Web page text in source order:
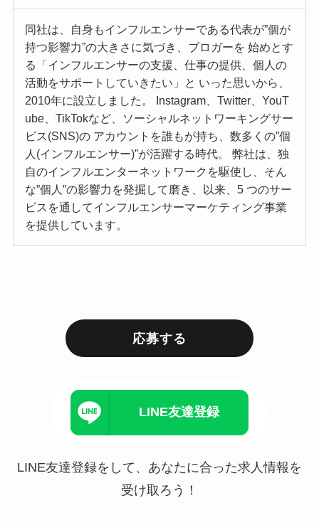
同社は、自身もインフルエンサーである代表が”個が
持つ影響力”の大きさに気づき、ブロガーを 始めとす
る「インフルエンサーの支援、仕事の提供、個人の
活動をサポートしていきたい」と いった思いから、
2010年に設立しました。 Instagram、Twitter、YouT
ube、TikTokなど、ソーシャルネットワーキングサー
ビス(SNS)の アカウントを誰もが持ち、数多くの”個
人(インフルエンサー)”が活躍する時代。 弊社は、独
自のインフルエンターネットワークを駆使し、そん
な”個人”の影響力を発掘して磨き、以来、5 つのサー
ビスを通してインフルエンサーマーケティング事業
を提供しています。
応募する
LINE友達登録
LINE友達登録をして、あなたに合った求人情報を
受け取ろう！